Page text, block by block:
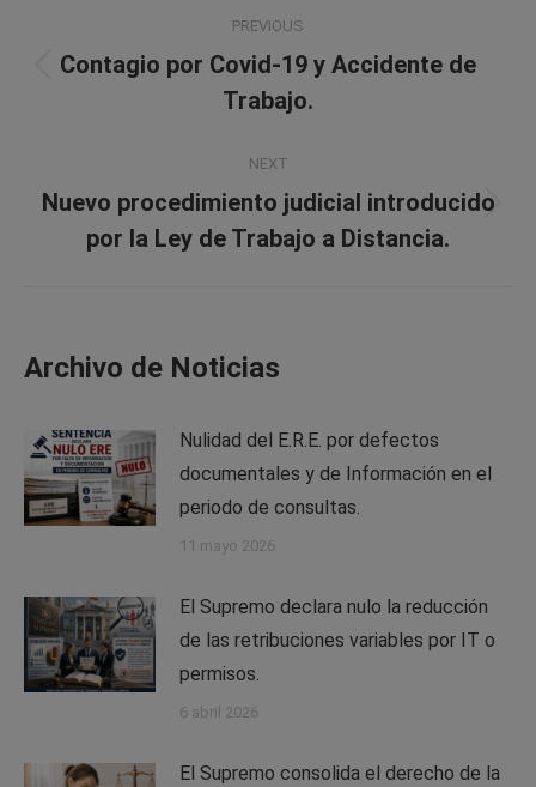
navigation
PREVIOUS
Previous
post:
Contagio por Covid-19 y Accidente de
Trabajo.
NEXT
Next
post:
Nuevo procedimiento judicial introducido
por la Ley de Trabajo a Distancia.
Archivo de Noticias
Nulidad del E.R.E. por defectos
documentales y de Información en el
periodo de consultas.
11 mayo 2026
El Supremo declara nulo la reducción
de las retribuciones variables por IT o
permisos.
6 abril 2026
El Supremo consolida el derecho de la